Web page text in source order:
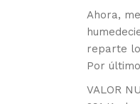
Ahora,
reparte
Por
VALOR